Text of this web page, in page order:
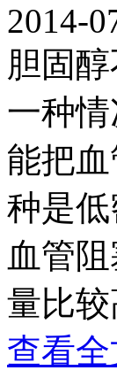
2014-
胆固
一种
能把
种是
血管
量比较
查看全